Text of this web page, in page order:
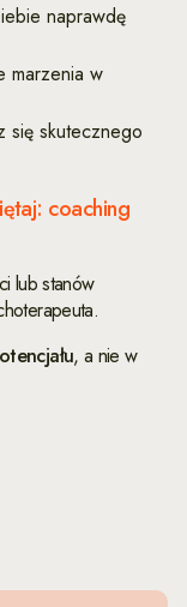
naprawdę
marzenia w
się skutecznego
coaching
lub stanów
, a nie w